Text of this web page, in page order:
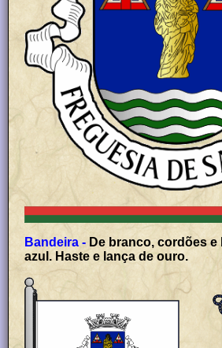
Bandeira - De branco, cordões
azul. Haste e lança de ouro.